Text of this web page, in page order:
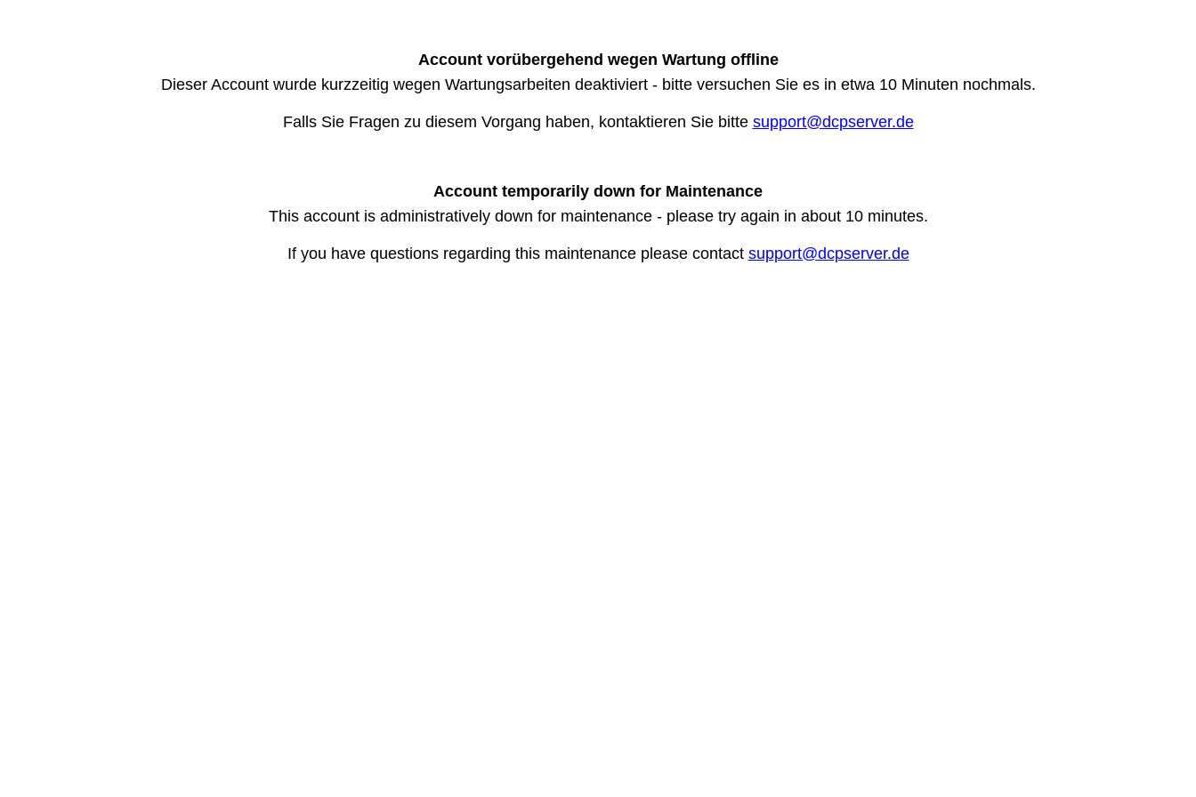
Account vorübergehend wegen Wartung offline
Dieser Account wurde kurzzeitig wegen Wartungsarbeiten deaktiviert - bitte versuchen Sie es in etwa 10 Minuten nochmals.
Falls Sie Fragen zu diesem Vorgang haben, kontaktieren Sie bitte support@dcpserver.de
Account temporarily down for Maintenance
This account is administratively down for maintenance - please try again in about 10 minutes.
If you have questions regarding this maintenance please contact support@dcpserver.de